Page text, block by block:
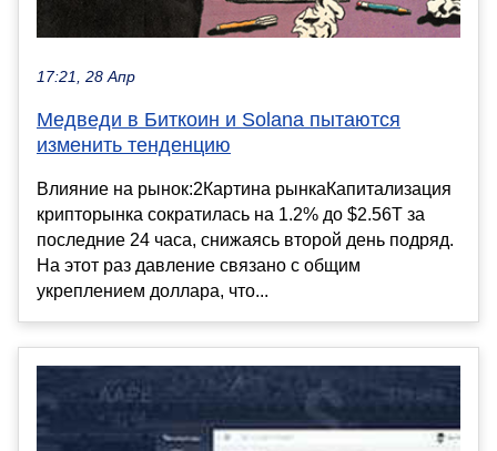
17:21, 28 Апр
Медведи в Биткоин и Solana пытаются
изменить тенденцию
Влияние на рынок:2Картина рынкаКапитализация
крипторынка сократилась на 1.2% до $2.56T за
последние 24 часа, снижаясь второй день подряд.
На этот раз давление связано с общим
укреплением доллара, что...